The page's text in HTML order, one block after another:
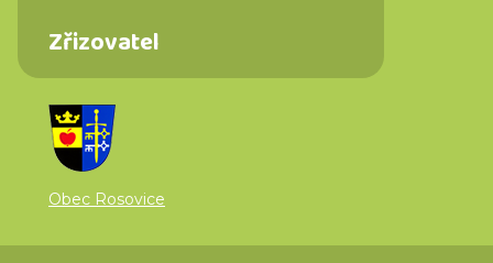
Zřizovatel
Obec Rosovice